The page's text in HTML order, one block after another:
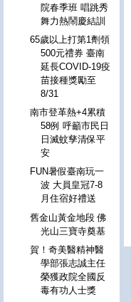
院春季班 唱跳秀
舞力熱鬧慶結訓
65歲以上打第1劑領
500元禮券 臺南
延長COVID-19疫
苗接種獎勵至
8/31
南市登革熱+4累積
58例 呼籲市民日
日滅蚊孳清保平
安
FUN暑假臺南玩一
波 大員皇冠7-8
月住宿好禮送
舊金山黃金地段 佛
光山三寶寺奠基
賀！奇美醫精神醫
學部張志誠主任
榮獲政院全國反
毒有功人士獎